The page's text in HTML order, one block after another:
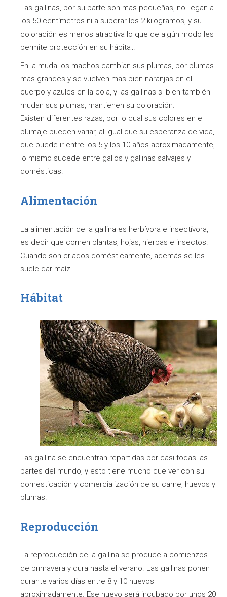
Las gallinas, por su parte son mas pequeñas, no llegan a
los 50 centímetros ni a superar los 2 kilogramos, y su
coloración es menos atractiva lo que de algún modo les
permite protección en su hábitat.
En la muda los machos cambian sus plumas, por plumas
mas grandes y se vuelven mas bien naranjas en el
cuerpo y azules en la cola, y las gallinas si bien también
mudan sus plumas, mantienen su coloración.
Existen diferentes razas, por lo cual sus colores en el
plumaje pueden variar, al igual que su esperanza de vida,
que puede ir entre los 5 y los 10 años aproximadamente,
lo mismo sucede entre gallos y gallinas salvajes y
domésticas.
Alimentación
La alimentación de la gallina es herbívora e insectívora,
es decir que comen plantas, hojas, hierbas e insectos.
Cuando son criados domésticamente, además se les
suele dar maíz.
Hábitat
Las gallina se encuentran repartidas por casi todas las
partes del mundo, y esto tiene mucho que ver con su
domesticación y comercialización de su carne, huevos y
plumas.
Reproducción
La reproducción de la gallina se produce a comienzos
de primavera y dura hasta el verano. Las gallinas ponen
durante varios días entre 8 y 10 huevos
aproximadamente. Ese huevo será incubado por unos 20